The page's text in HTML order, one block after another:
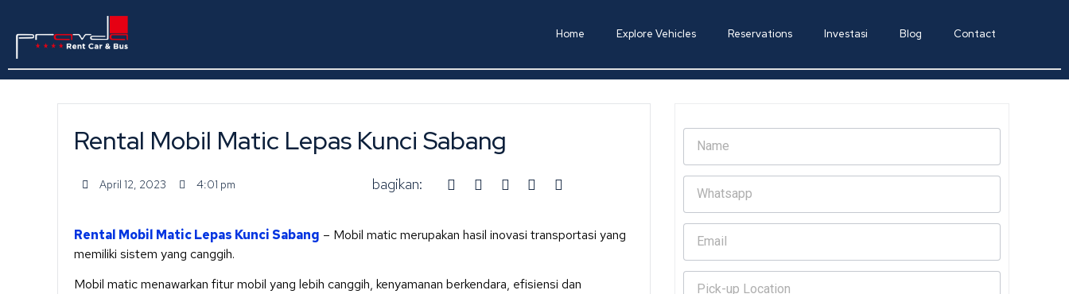
Home Explore Vehicles Reservations Investasi Blog Contact
Rental Mobil Matic Lepas Kunci Sabang
April 12, 2023 4:01 pm bagikan:
Rental Mobil Matic Lepas Kunci Sabang – Mobil matic merupakan hasil inovasi transportasi yang
memiliki sistem yang canggih.
Mobil matic menawarkan fitur mobil yang lebih canggih, kenyamanan berkendara, efisiensi dan